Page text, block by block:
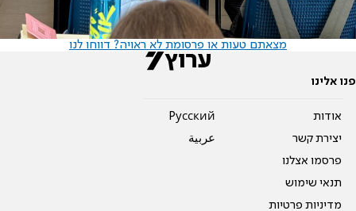
מצאתם טעות או פרסומת לא ראויה? דווחו לנו
פנו אלינו
אודות
יצירת קשר
פרסמו אצלנו
תנאי שימוש
מדיניות פרטיות
Pусский
عربية